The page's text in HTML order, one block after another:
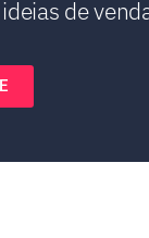
de